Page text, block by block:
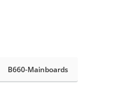
B660-Mainboards